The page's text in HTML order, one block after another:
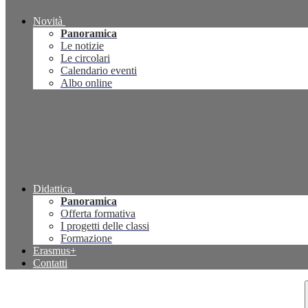
Novità
Panoramica
Le notizie
Le circolari
Calendario eventi
Albo online
Didattica
Panoramica
Offerta formativa
I progetti delle classi
Formazione
Erasmus+
Contatti